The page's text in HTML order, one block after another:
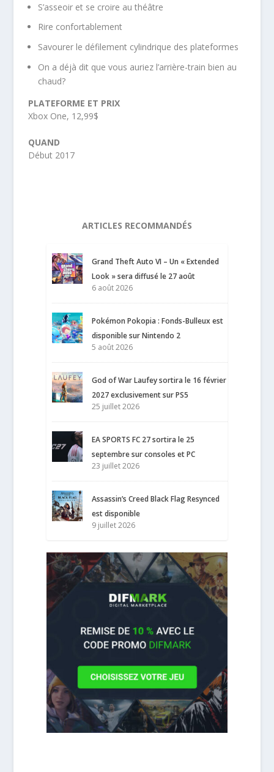
S’asseoir et se croire au théâtre
Rire confortablement
Savourer le défilement cylindrique des plateformes
On a déjà dit que vous auriez l’arrière-train bien au
chaud?
PLATEFORME ET PRIX
Xbox One, 12,99$
QUAND
Début 2017
ARTICLES RECOMMANDÉS
Grand Theft Auto VI – Un « Extended
Look » sera diffusé le 27 août
6 août 2026
Pokémon Pokopia : Fonds-Bulleux est
disponible sur Nintendo 2
5 août 2026
God of War Laufey sortira le 16 février
2027 exclusivement sur PS5
25 juillet 2026
EA SPORTS FC 27 sortira le 25
septembre sur consoles et PC
23 juillet 2026
Assassin’s Creed Black Flag Resynced
est disponible
9 juillet 2026